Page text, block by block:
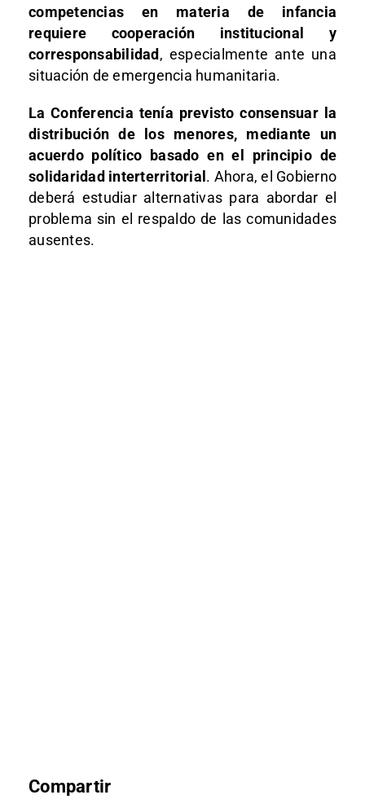
competencias en materia de infancia
requiere cooperación institucional y
corresponsabilidad , especialmente ante una
situación de emergencia humanitaria.
La Conferencia tenía previsto consensuar la
distribución de los menores, mediante un
acuerdo político basado en el principio de
solidaridad interterritorial . Ahora, el Gobierno
deberá estudiar alternativas para abordar el
problema sin el respaldo de las comunidades
ausentes.
Compartir